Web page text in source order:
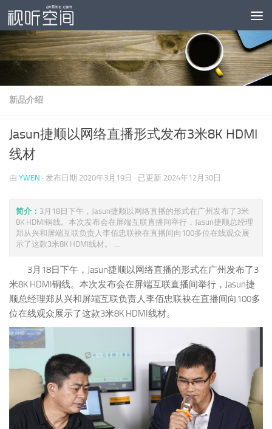
跳至内容
新品介绍
Jasun捷顺以网络直播形式发布3米8K HDMI
线材
由 YWEN · 发布日期 2020年3月19日 · 已更新 2024年12月30日
简介： 3月18日下午，Jasun捷顺以网络直播的形式在广州发布了3米
8K HDMI铜线。本次发布会在屏端互联直播间举行，Jasun捷顺总经理
郑从兴和屏端互联负责人李佰忠联袂在直播间向100多位在线观众展
示了这款3米8K HDMI线材。 ...
3月18日下午，Jasun捷顺以网络直播的形式在广州发布了3
米8K HDMI铜线。本次发布会在屏端互联直播间举行，Jasun捷
顺总经理郑从兴和屏端互联负责人李佰忠联袂在直播间向100多
位在线观众展示了这款3米8K HDMI线材。